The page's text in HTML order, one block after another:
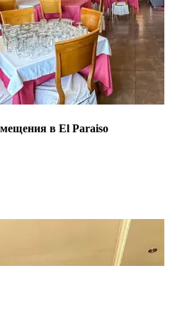
в El Paraiso